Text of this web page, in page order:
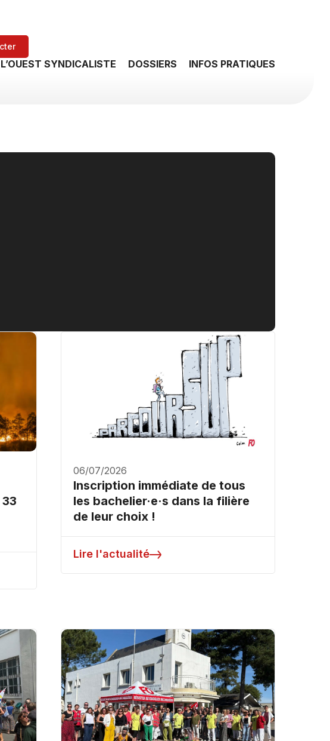
L’OUEST SYNDICALISTE DOSSIERS INFOS PRATIQUES
06/07/2026
Inscription immédiate de tous
les bachelier·e·s dans la filière
de leur choix !
Lire l'actualité